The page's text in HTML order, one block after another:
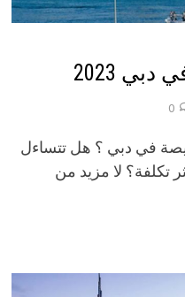
2023
0
في دبي ؟ هل تتساءل
تكلفة؟ لا مزيد من